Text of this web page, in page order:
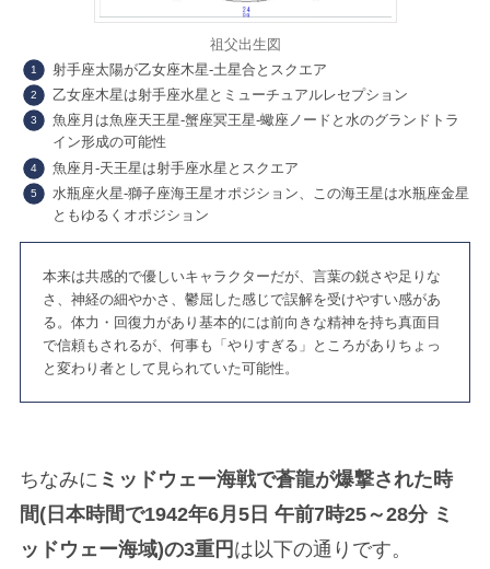
HOME ABOUT
BLOG DIARY
SESSION LECTURE
祖父出生図
射手座太陽が乙女座木星-土星合とスクエア
乙女座木星は射手座水星とミューチュアルレセプション
魚座月は魚座天王星-蟹座冥王星-蠍座ノードと水のグランドトラ
イン形成の可能性
魚座月-天王星は射手座水星とスクエア
水瓶座火星-獅子座海王星オポジション、この海王星は水瓶座金星
ともゆるくオポジション
本来は共感的で優しいキャラクターだが、言葉の鋭さや足りな
さ、神経の細やかさ、鬱屈した感じで誤解を受けやすい感があ
る。体力・回復力があり基本的には前向きな精神を持ち真面目
で信頼もされるが、何事も「やりすぎる」ところがありちょっ
と変わり者として見られていた可能性。
ちなみに ミッドウェー海戦で蒼龍が爆撃された時
間(日本時間で1942年6月5日 午前7時25～28分 ミ
ッドウェー海域)の3重円 は以下の通りです。